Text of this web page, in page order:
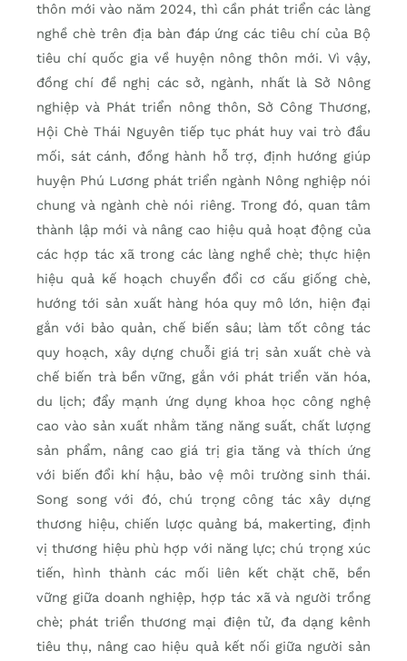
thôn mới vào năm 2024, thì cần phát triển các làng
nghề chè trên địa bàn đáp ứng các tiêu chí của Bộ
tiêu chí quốc gia về huyện nông thôn mới. Vì vậy,
đồng chí đề nghị các sở, ngành, nhất là Sở Nông
nghiệp và Phát triển nông thôn, Sở Công Thương,
Hội Chè Thái Nguyên tiếp tục phát huy vai trò đầu
mối, sát cánh, đồng hành hỗ trợ, định hướng giúp
huyện Phú Lương phát triển ngành Nông nghiệp nói
chung và ngành chè nói riêng. Trong đó, quan tâm
thành lập mới và nâng cao hiệu quả hoạt động của
các hợp tác xã trong các làng nghề chè; thực hiện
hiệu quả kế hoạch chuyển đổi cơ cấu giống chè,
hướng tới sản xuất hàng hóa quy mô lớn, hiện đại
gắn với bảo quản, chế biến sâu; làm tốt công tác
quy hoạch, xây dựng chuỗi giá trị sản xuất chè và
chế biến trà bền vững, gắn với phát triển văn hóa,
du lịch; đẩy mạnh ứng dụng khoa học công nghệ
cao vào sản xuất nhằm tăng năng suất, chất lượng
sản phẩm, nâng cao giá trị gia tăng và thích ứng
với biến đổi khí hậu, bảo vệ môi trường sinh thái.
Song song với đó, chú trọng công tác xây dựng
thương hiệu, chiến lược quảng bá, makerting, định
vị thương hiệu phù hợp với năng lực; chú trọng xúc
tiến, hình thành các mối liên kết chặt chẽ, bền
vững giữa doanh nghiệp, hợp tác xã và người trồng
chè; phát triển thương mại điện tử, đa dạng kênh
tiêu thụ, nâng cao hiệu quả kết nối giữa người sản